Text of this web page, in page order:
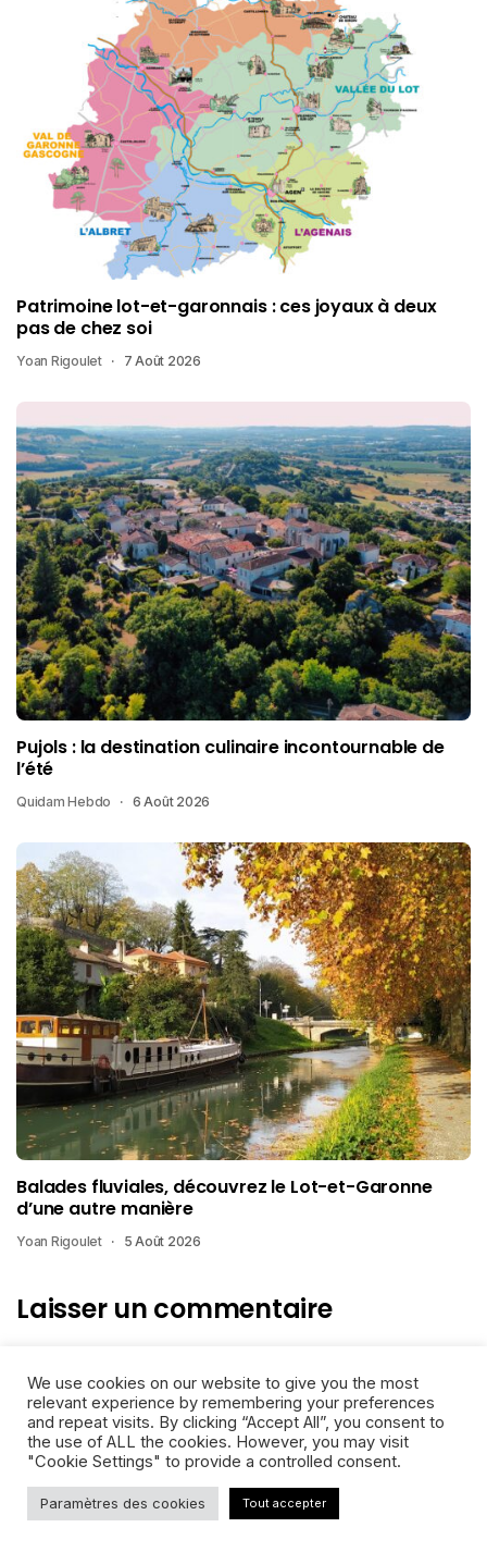
Patrimoine lot-et-garonnais : ces joyaux à deux
pas de chez soi
Yoan Rigoulet 7 Août 2026
Pujols : la destination culinaire incontournable de
l’été
Quidam Hebdo 6 Août 2026
Balades fluviales, découvrez le Lot-et-Garonne
d’une autre manière
Yoan Rigoulet 5 Août 2026
Laisser un commentaire
Obligatoires Sont Indiqués Avec*
We use cookies on our website to give you the most
relevant experience by remembering your preferences
and repeat visits. By clicking “Accept All”, you consent to
the use of ALL the cookies. However, you may visit
"Cookie Settings" to provide a controlled consent.
Paramètres des cookies Tout accepter